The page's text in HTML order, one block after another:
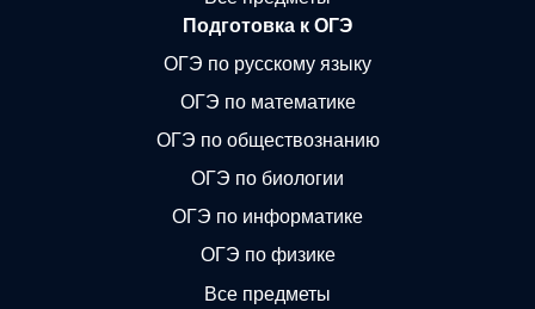
Подготовка к ОГЭ
ОГЭ по русскому языку
ОГЭ по математике
ОГЭ по обществознанию
ОГЭ по биологии
ОГЭ по информатике
ОГЭ по физике
Все предметы